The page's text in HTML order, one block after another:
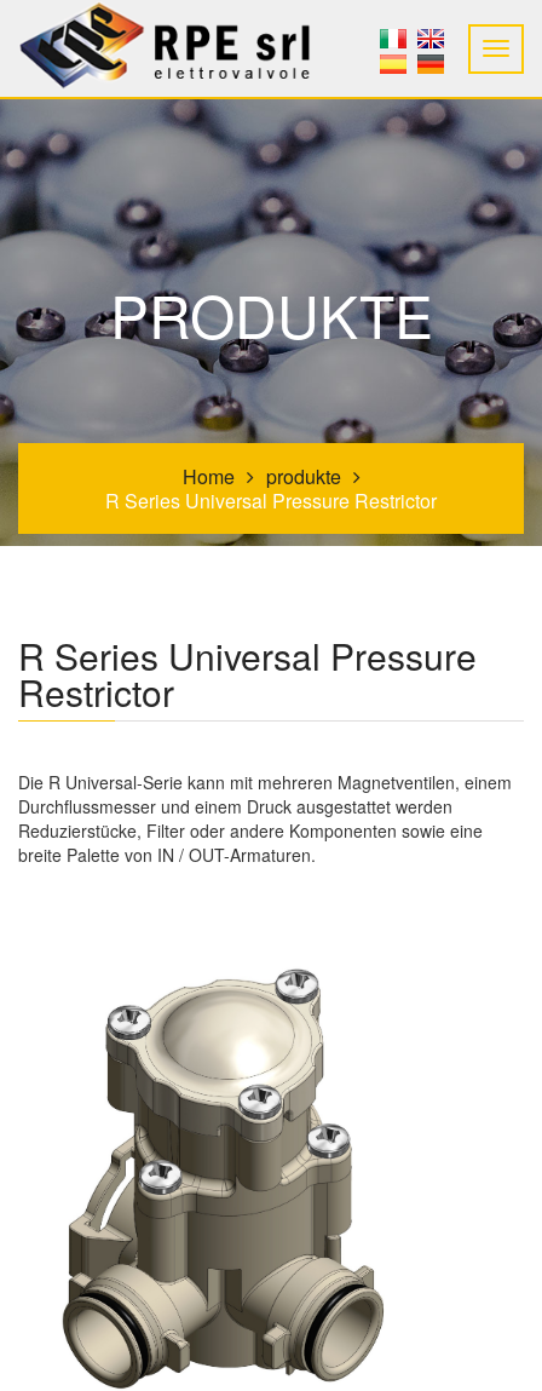
PRODUKTE
Home
produkte
R Series Universal Pressure Restrictor
R Series Universal Pressure
Restrictor
Die R Universal-Serie kann mit mehreren Magnetventilen, einem
Durchflussmesser und einem Druck ausgestattet werden
Reduzierstücke, Filter oder andere Komponenten sowie eine
breite Palette von IN / OUT-Armaturen.